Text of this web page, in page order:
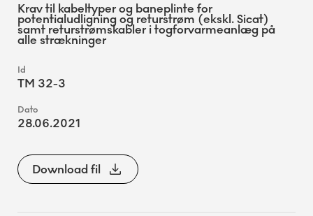
Krav til kabeltyper og baneplinte for
potentialudligning og returstrøm (ekskl. Sicat)
samt returstrømskabler i togforvarmeanlæg på
alle strækninger
TM 32-3
28.06.2021
Download fil